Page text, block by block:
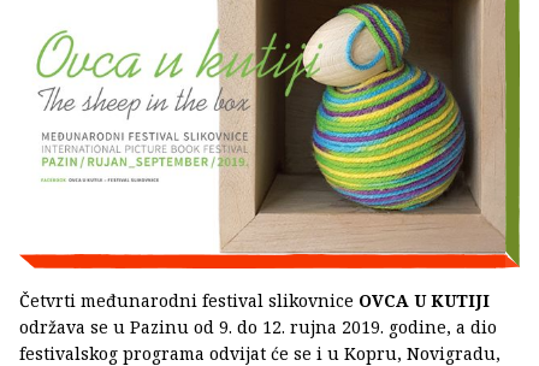
Četvrti međunarodni festival slikovnice OVCA U KUTIJI
održava se u Pazinu od 9. do 12. rujna 2019. godine, a dio
festivalskog programa odvijat će se i u Kopru, Novigradu,